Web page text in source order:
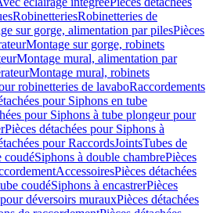
RobinetteriesRobinetteries de
sur gorge, alimentation par pilesPièces
Montage sur gorge, robinets
Montage mural, alimentation par
Montage mural, robinets
robinetteries de lavaboRaccordements
pour Siphons en tube
pour Siphons à tube plongeur pour
Pièces détachées pour Siphons à
pour RaccordsJointsTubes de
coudéSiphons à double chambrePièces
AccessoiresPièces détachées
coudéSiphons à encastrerPièces
déversoirs murauxPièces détachées